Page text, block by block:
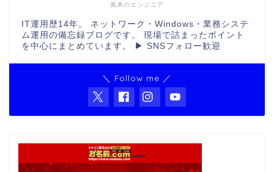
風来のエンジニア
IT運用歴14年。 ネットワーク・Windows・業務システ
ム運用の備忘録ブログです。 現場で詰まったポイント
を中心にまとめています。 ▶ SNSフォロー歓迎
＼ Follow me ／